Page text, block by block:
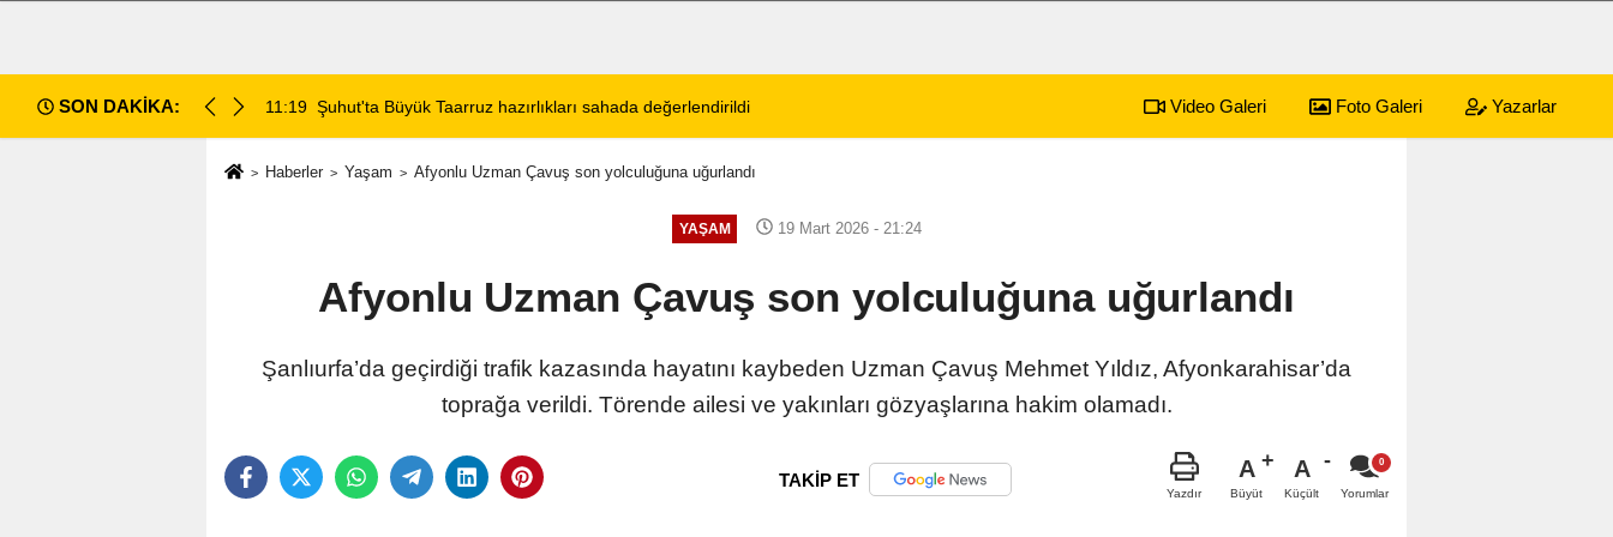
SON DAKİKA:
değerlendirildi 11:18 Afyon Cenaze İlanları: 7 Ağustos 2026 Cuma Defin Bilgileri Açıklandı Dinar'da beş gün sürecek festival programı açıklandı 01:17
Video Galeri Foto Galeri Yazarlar
Haberler Yaşam Afyonlu Uzman Çavuş son yolculuğuna uğurlandı
YAŞAM 19 Mart 2026 - 21:24
Afyonlu Uzman Çavuş son yolculuğuna uğurlandı
Şanlıurfa’da geçirdiği trafik kazasında hayatını kaybeden Uzman Çavuş Mehmet Yıldız, Afyonkarahisar’da
toprağa verildi. Törende ailesi ve yakınları gözyaşlarına hakim olamadı.
TAKİP ET
Yazdır
A
Büyüt
A
Küçült Yorumlar